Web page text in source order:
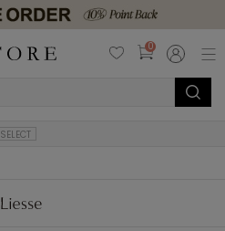
0
SELECT